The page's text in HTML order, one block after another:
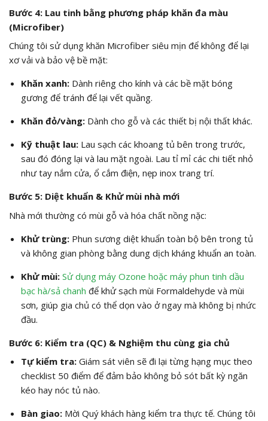
Bước 4: Lau tinh bằng phương pháp khăn đa màu
(Microfiber)
Chúng tôi sử dụng khăn Microfiber siêu mịn để không để lại
xơ vải và bảo vệ bề mặt:
Khăn xanh:Dành riêng cho kính và các bề mặt bóng
gương để tránh để lại vết quầng.
Khăn đỏ/vàng:Dành cho gỗ và các thiết bị nội thất khác.
Kỹ thuật lau:Lau sạch các khoang tủ bên trong trước,
sau đó đóng lại và lau mặt ngoài. Lau tỉ mỉ các chi tiết nhỏ
như tay nắm cửa, ổ cắm điện, nẹp inox trang trí.
Bước 5: Diệt khuẩn & Khử mùi nhà mới
Nhà mới thường có mùi gỗ và hóa chất nồng nặc:
Khử trùng:Phun sương diệt khuẩn toàn bộ bên trong tủ
và không gian phòng bằng dung dịch kháng khuẩn an toàn.
Khử mùi: Sử dụng máy Ozone hoặc máy phun tinh dầu
bạc hà/sả chanh để khử sạch mùi Formaldehyde và mùi
sơn, giúp gia chủ có thể dọn vào ở ngay mà không bị nhức
đầu.
Bước 6: Kiểm tra (QC) & Nghiệm thu cùng gia chủ
Tự kiểm tra:Giám sát viên sẽ đi lại từng hạng mục theo
checklist 50 điểm để đảm bảo không bỏ sót bất kỳ ngăn
kéo hay nóc tủ nào.
Bàn giao:Mời Quý khách hàng kiểm tra thực tế. Chúng tôi